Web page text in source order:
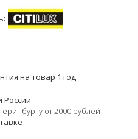
на товар 1 год.
России
от 2000 рублей